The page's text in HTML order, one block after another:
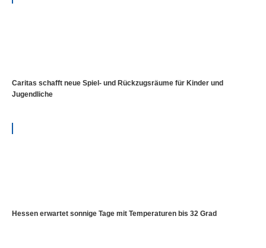
Caritas schafft neue Spiel- und Rückzugsräume für Kinder und
Jugendliche
Hessen erwartet sonnige Tage mit Temperaturen bis 32 Grad